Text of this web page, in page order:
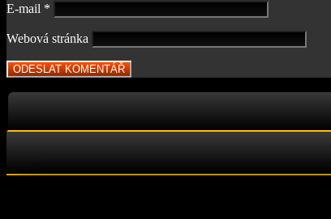
E-mail *
Webová stránka